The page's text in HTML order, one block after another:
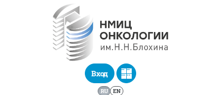
Перейти к основному содержанию
Вход
RU EN